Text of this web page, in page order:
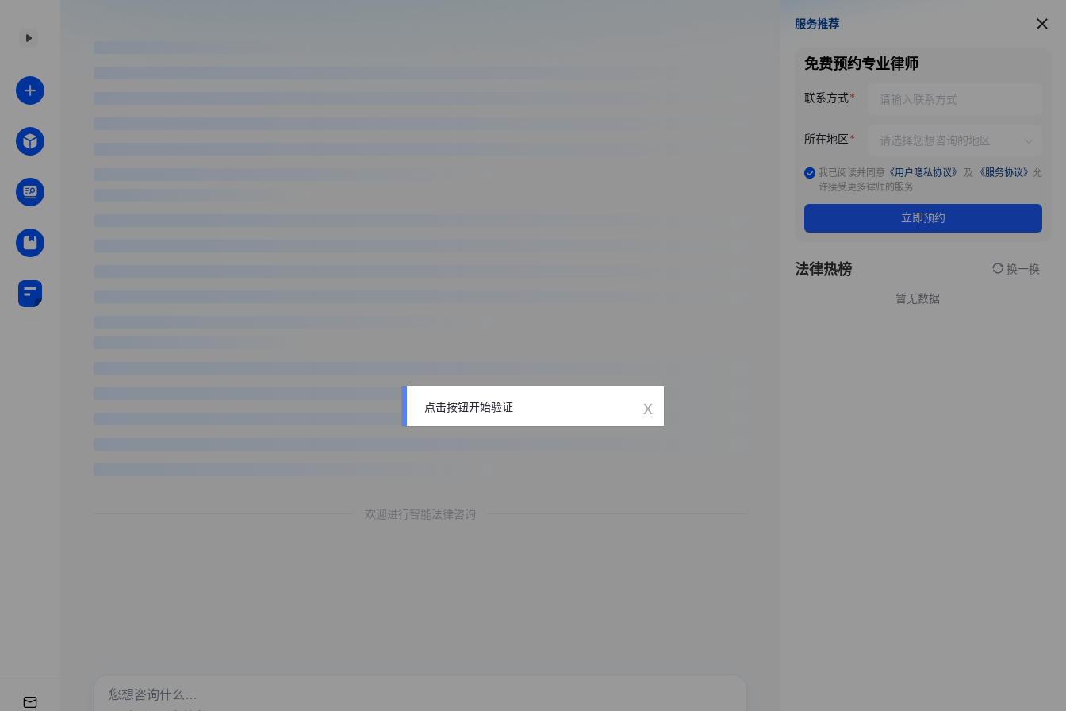
欢迎进行智能法律咨询
服务推荐
服务推荐
免费预约专业律师
联系方式
所在地区
我已阅读并同意 《用户隐私协议》 及 《服务协议》 允
许接受更多律师的服务
立即预约
法律热榜 换一换
暂无数据
点击按钮开始验证 x